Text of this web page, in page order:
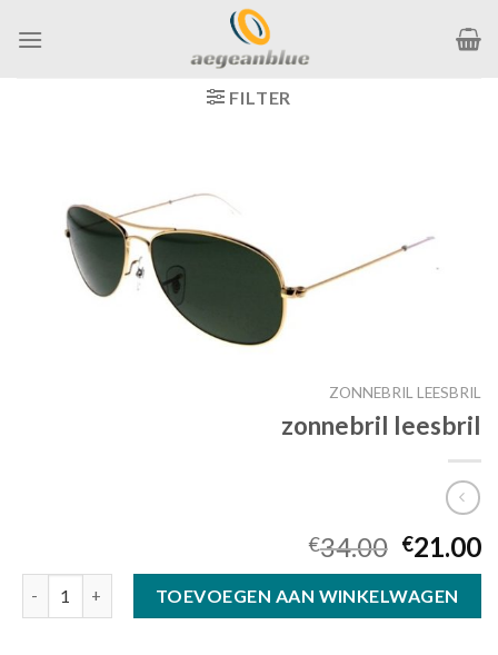
naar
FILTER
ZONNEBRIL LEESBRIL
zonnebril leesbril
€34.00 €21.00
TOEVOEGEN AAN WINKELWAGEN